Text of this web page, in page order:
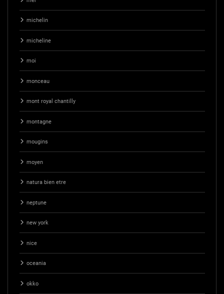
michelin
micheline
moi
monceau
mont royal chantilly
montagne
mougins
moyen
natura bien etre
neptune
new york
nice
oceania
okko